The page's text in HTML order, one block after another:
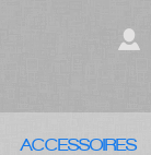
ACCESSOIRES